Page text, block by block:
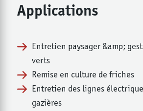
Applications
Entretien paysager &amp;
verts
Remise en culture de friches
Entretien des lignes
gazières